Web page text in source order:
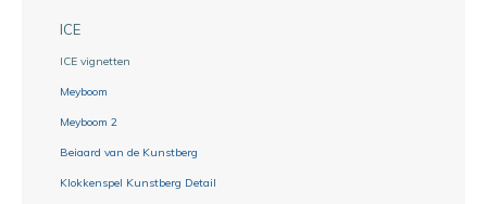
ICE
ICE vignetten
Meyboom
Meyboom 2
Beiaard van de Kunstberg
Klokkenspel Kunstberg Detail